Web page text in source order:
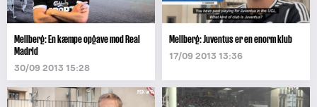
Mellberg: En kæmpe opgave mod Real
Madrid
30/09 2013 15:28
Mellberg: Juventus er en enorm klub
17/09 2013 13:36